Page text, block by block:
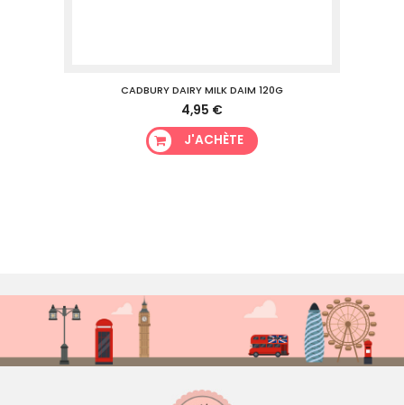
CADBURY DAIRY MILK DAIM 120G
4,95 €
J'ACHÈTE